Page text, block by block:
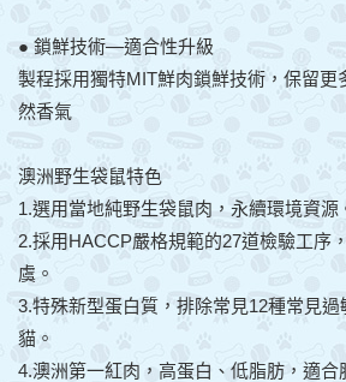
● 鎖鮮技術—適合性升級
製程採用獨特MIT鮮肉鎖鮮技術，保留更
然香氣
澳洲野生袋鼠特色
1.選用當地純野生袋鼠肉，永續環境資源
2.採用HACCP嚴格規範的27道檢驗工序
虞。
3.特殊新型蛋白質，排除常見12種常見
貓。
4.澳洲第一紅肉，高蛋白、低脂肪，適合